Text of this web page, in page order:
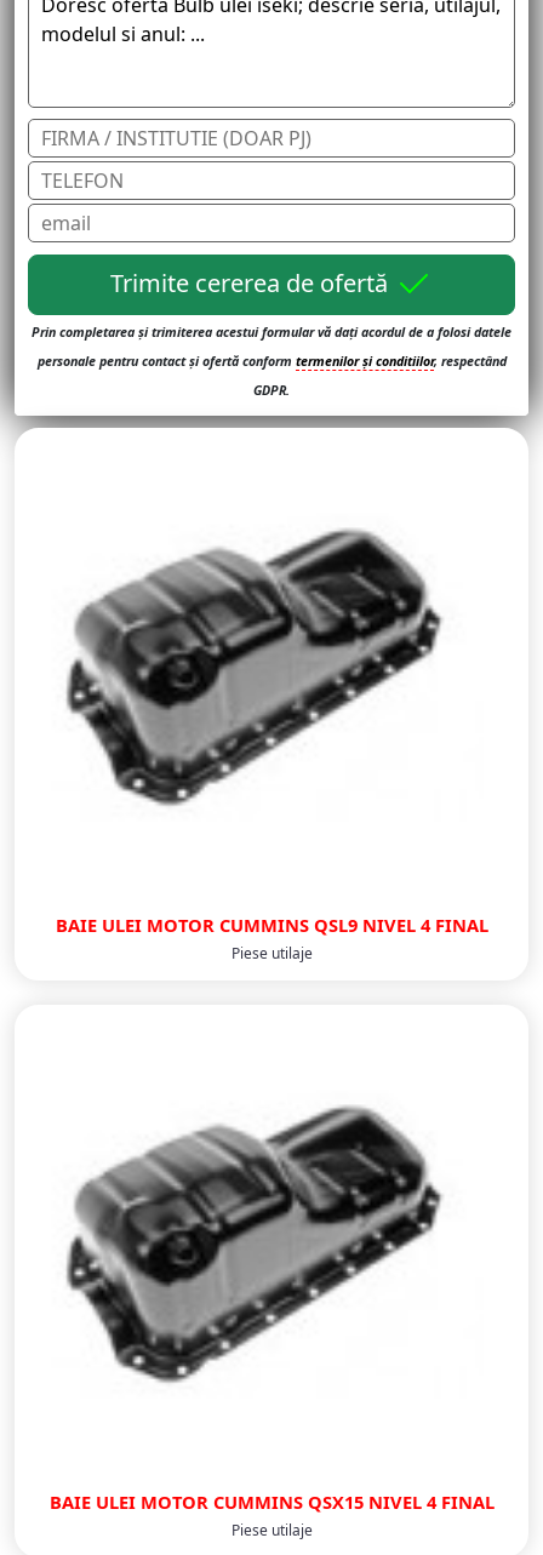
Trimite cererea de ofertă
Prin completarea și trimiterea acestui formular vă dați acordul de a folosi datele
personale pentru contact și ofertă conform termenilor și conditiilor, respectând
GDPR.
BAIE ULEI MOTOR CUMMINS QSL9 NIVEL 4 FINAL
Piese utilaje
BAIE ULEI MOTOR CUMMINS QSX15 NIVEL 4 FINAL
Piese utilaje